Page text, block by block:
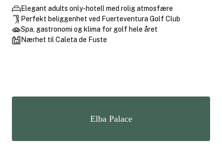
Elegant adults only-hotell med rolig atmosfære
Perfekt beliggenhet ved Fuerteventura Golf Club
Spa, gastronomi og klima for golf hele året
Nærhet til Caleta de Fuste
Elba Palace